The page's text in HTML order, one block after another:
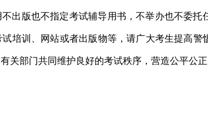
出版也不指定考试辅导用书，不举办也不委托
培训、网站或者出版物等，请广大考生提高警
关部门共同维护良好的考试秩序，营造公平公正